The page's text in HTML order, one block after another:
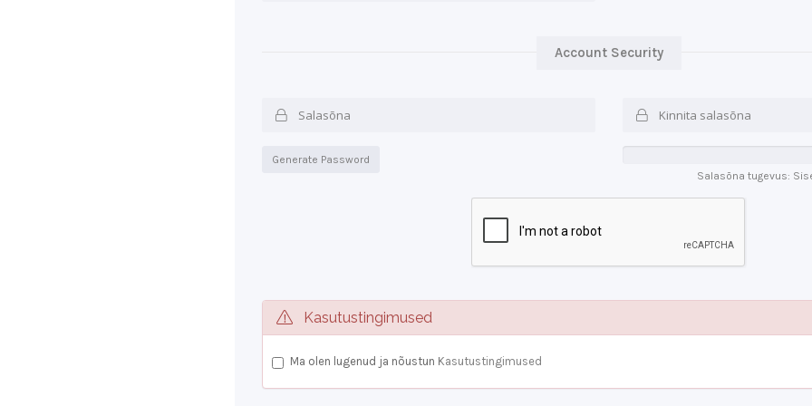
Account Security
Generate Password
Salasõna tugevus:
Kasutustingimused
Ma olen lugenud ja nõustun Kasutustingimused